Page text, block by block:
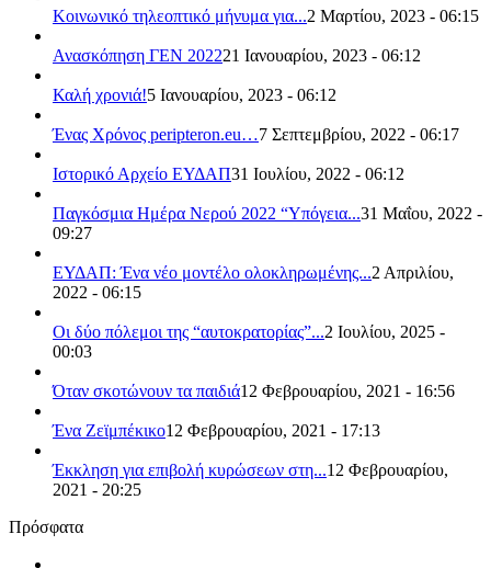
Κοινωνικό τηλεοπτικό μήνυμα για...2 Μαρτίου, 2023 - 06:15
Ανασκόπηση ΓΕΝ 202221 Ιανουαρίου, 2023 - 06:12
Καλή χρονιά!5 Ιανουαρίου, 2023 - 06:12
Ένας Χρόνος peripteron.eu…7 Σεπτεμβρίου, 2022 - 06:17
Ιστορικό Αρχείο ΕΥΔΑΠ31 Ιουλίου, 2022 - 06:12
Παγκόσμια Ημέρα Νερού 2022 “Υπόγεια...31 Μαΐου, 2022 -
09:27
ΕΥΔΑΠ: Ένα νέο μοντέλο ολοκληρωμένης...2 Απριλίου,
2022 - 06:15
Οι δύο πόλεμοι της “αυτοκρατορίας”...2 Ιουλίου, 2025 -
00:03
Όταν σκοτώνουν τα παιδιά12 Φεβρουαρίου, 2021 - 16:56
Ένα Ζεϊμπέκικο12 Φεβρουαρίου, 2021 - 17:13
Έκκληση για επιβολή κυρώσεων στη...12 Φεβρουαρίου,
2021 - 20:25
Πρόσφατα